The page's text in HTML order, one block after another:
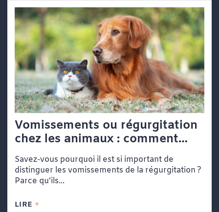
Vomissements ou régurgitation
chez les animaux : comment
faire la différence
Savez-vous pourquoi il est si important de
distinguer les vomissements de la régurgitation ?
Parce qu’ils...
LIRE